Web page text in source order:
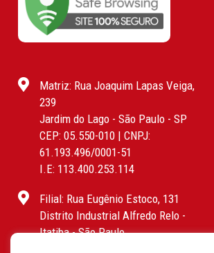
Matriz: Rua Joaquim Lapas Veiga,
239
Jardim do Lago - São Paulo - SP
CEP: 05.550-010 | CNPJ:
61.193.496/0001-51
I.E: 113.400.253.114
Filial: Rua Eugênio Estoco, 131
Distrito Industrial Alfredo Relo -
Itatiba - São Paulo